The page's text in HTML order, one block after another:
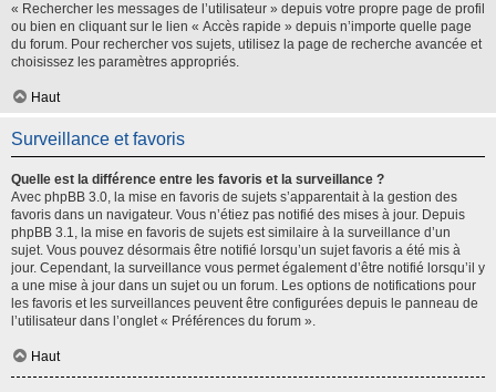
« Rechercher les messages de l’utilisateur » depuis votre propre page de profil
ou bien en cliquant sur le lien « Accès rapide » depuis n’importe quelle page
du forum. Pour rechercher vos sujets, utilisez la page de recherche avancée et
choisissez les paramètres appropriés.
Haut
Surveillance et favoris
Quelle est la différence entre les favoris et la surveillance ?
Avec phpBB 3.0, la mise en favoris de sujets s’apparentait à la gestion des
favoris dans un navigateur. Vous n’étiez pas notifié des mises à jour. Depuis
phpBB 3.1, la mise en favoris de sujets est similaire à la surveillance d’un
sujet. Vous pouvez désormais être notifié lorsqu’un sujet favoris a été mis à
jour. Cependant, la surveillance vous permet également d’être notifié lorsqu’il y
a une mise à jour dans un sujet ou un forum. Les options de notifications pour
les favoris et les surveillances peuvent être configurées depuis le panneau de
l’utilisateur dans l’onglet « Préférences du forum ».
Haut